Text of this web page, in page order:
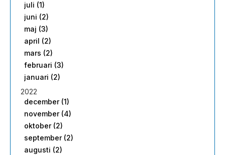
juli (1)
juni (2)
maj (3)
april (2)
mars (2)
februari (3)
januari (2)
2022
december (1)
november (4)
oktober (2)
september (2)
augusti (2)